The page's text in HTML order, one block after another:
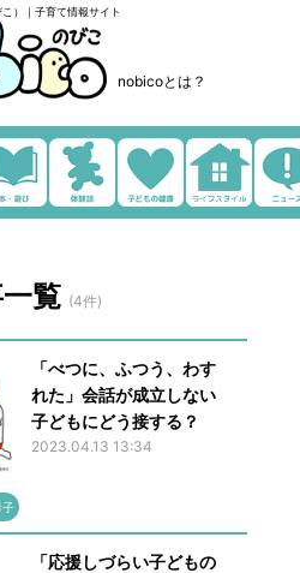
）｜子育て情報サイト
nobicoとは？
覧 (4件)
「べつに、ふつう、わす
れた」会話が成立しない
子どもにどう接する？
2023.04.13 13:34
子
「応援しづらい子どもの